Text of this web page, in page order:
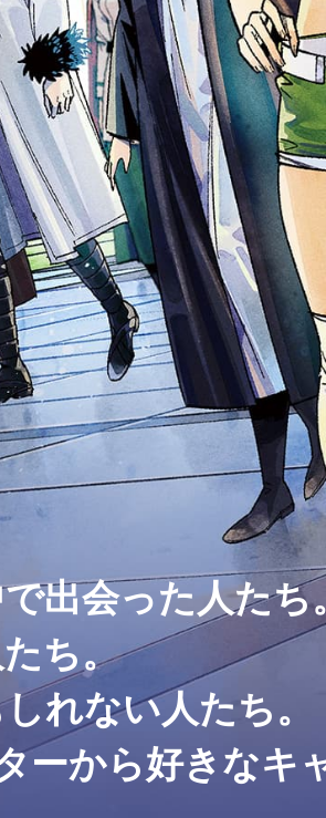
出会った人たち
ち。
れない人たち。
ーから好きなキ